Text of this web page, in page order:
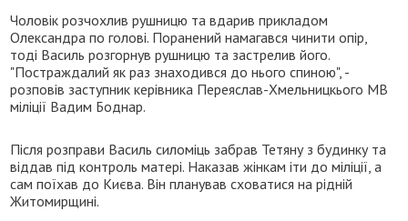
Чоловік розчохлив рушницю та вдарив прикладом
Олександра по голові. Поранений намагався чинити опір,
тоді Василь розгорнув рушницю та застрелив його.
"Постраждалий як раз знаходився до нього спиною", -
розповів заступник керівника Переяслав-Хмельницкього МВ
міліції Вадим Боднар.
Після розправи Василь силоміць забрав Тетяну з будинку та
віддав під контроль матері. Наказав жінкам іти до міліції, а
сам поїхав до Києва. Він планував сховатися на рідній
Житомирщині.